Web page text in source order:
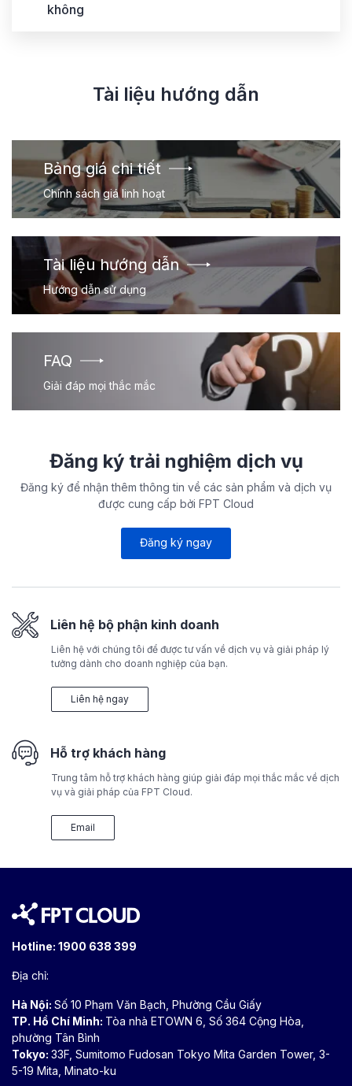
không
Tài liệu hướng dẫn
Bảng giá chi tiết
Chính sách giá linh hoạt
Tài liệu hướng dẫn
Hướng dẫn sử dụng
FAQ
Giải đáp mọi thắc mắc
Đăng ký trải nghiệm dịch vụ
Đăng ký để nhận thêm thông tin về các sản phẩm và dịch vụ
được cung cấp bởi FPT Cloud
Đăng ký ngay
Liên hệ bộ phận kinh doanh
Liên hệ với chúng tôi để được tư vấn về dịch vụ và giải pháp lý
tưởng dành cho doanh nghiệp của bạn.
Liên hệ ngay
Hỗ trợ khách hàng
Trung tâm hỗ trợ khách hàng giúp giải đáp mọi thắc mắc về dịch
vụ và giải pháp của FPT Cloud.
Email
Hotline: 1900 638 399
Địa chỉ:
Hà Nội: Số 10 Phạm Văn Bạch, Phường Cầu Giấy
TP. Hồ Chí Minh: Tòa nhà ETOWN 6, Số 364 Cộng Hòa,
phường Tân Bình
Tokyo: 33F, Sumitomo Fudosan Tokyo Mita Garden Tower, 3-
5-19 Mita, Minato-ku